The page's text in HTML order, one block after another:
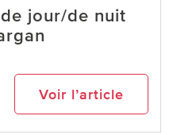
jour/de nuit
Voir l’article